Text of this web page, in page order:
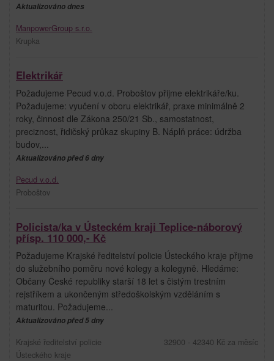
Aktualizováno dnes
ManpowerGroup s.r.o.
Krupka
Elektrikář
Požadujeme Pecud v.o.d. Proboštov přijme elektrikáře/ku.
Požadujeme: vyučení v oboru elektrikář, praxe minimálně 2
roky, činnost dle Zákona 250/21 Sb., samostatnost,
preciznost, řidičský průkaz skupiny B. Náplň práce: údržba
budov,...
Aktualizováno před 6 dny
Pecud v.o.d.
Proboštov
Policista/ka v Ústeckém kraji Teplice-náborový
přísp. 110 000,- Kč
Požadujeme Krajské ředitelství policie Ústeckého kraje přijme
do služebního poměru nové kolegy a kolegyně. Hledáme:
Občany České republiky starší 18 let s čistým trestním
rejstříkem a ukončeným středoškolským vzděláním s
maturitou. Požadujeme...
Aktualizováno před 5 dny
Krajské ředitelství policie
Ústeckého kraje
32900 - 42340 Kč za měsíc